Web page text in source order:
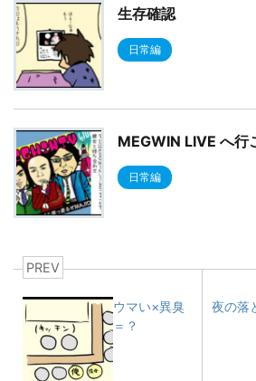
生存確認
日常編
MEGWIN LIVE へ行
日常編
PREV
ウマい×異臭
＝？
夜の落